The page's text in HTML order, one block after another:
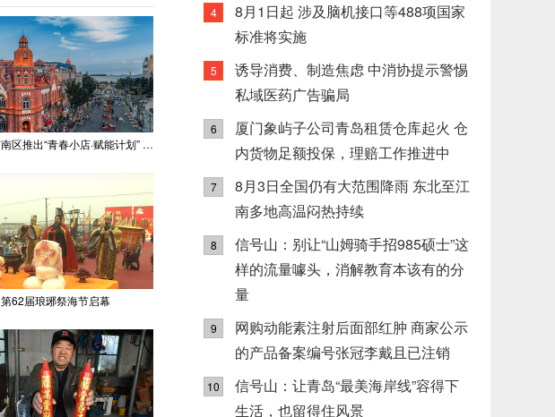
青岛市市南区推出“青春小店·赋能计划” 聚满青岛温情
第62届琅琊祭海节启幕
4
8月1日起 涉及脑机接口等488项国家
标准将实施
5
诱导消费、制造焦虑 中消协提示警惕
私域医药广告骗局
6
厦门象屿子公司青岛租赁仓库起火 仓
内货物足额投保，理赔工作推进中
7
8月3日全国仍有大范围降雨 东北至江
南多地高温闷热持续
8
信号山：别让“山姆骑手招985硕士”这
样的流量噱头，消解教育本该有的分
量
9
网购动能素注射后面部红肿 商家公示
的产品备案编号张冠李戴且已注销
10
信号山：让青岛“最美海岸线”容得下
生活，也留得住风景